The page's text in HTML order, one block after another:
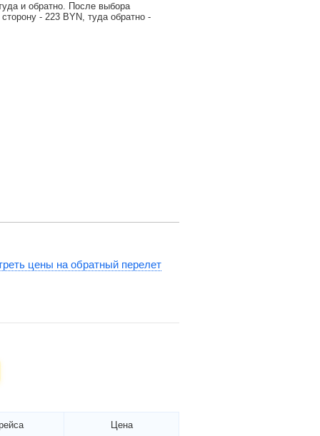
и обратно. После выбора
- 223 BYN, туда обратно -
цены на обратный перелет
Цена